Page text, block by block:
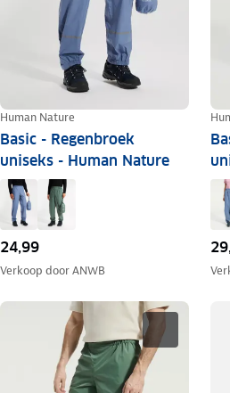
Human Nature
Basic - Regenbroek
uniseks - Human Nature
24,99
Verkoop doorANWB